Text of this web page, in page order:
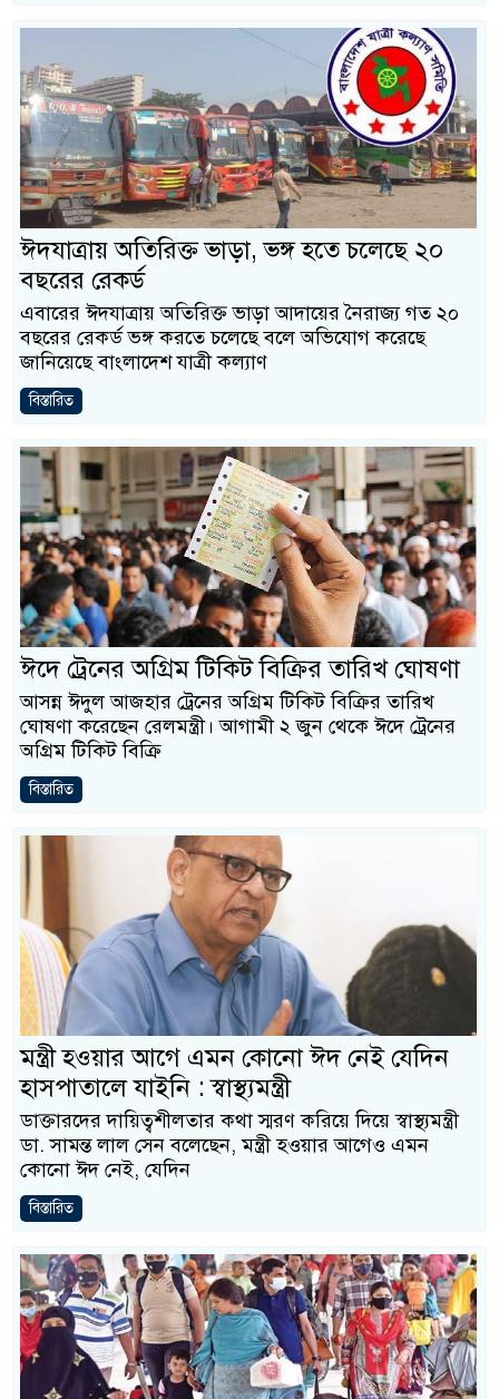
ঈদযাত্রায় অতিরিক্ত ভাড়া, ভঙ্গ হতে চলেছে ২০
বছরের রেকর্ড
এবারের ঈদযাত্রায় অতিরিক্ত ভাড়া আদায়ের নৈরাজ্য গত ২০
বছরের রেকর্ড ভঙ্গ করতে চলেছে বলে অভিযোগ করেছে
জানিয়েছে বাংলাদেশ যাত্রী কল্যাণ
বিস্তারিত
ঈদে ট্রেনের অগ্রিম টিকিট বিক্রির তারিখ ঘোষণা
আসন্ন ঈদুল আজহার ট্রেনের অগ্রিম টিকিট বিক্রির তারিখ
ঘোষণা করেছেন রেলমন্ত্রী। আগামী ২ জুন থেকে ঈদে ট্রেনের
অগ্রিম টিকিট বিক্রি
বিস্তারিত
মন্ত্রী হওয়ার আগে এমন কোনো ঈদ নেই যেদিন
হাসপাতালে যাইনি : স্বাস্থ্যমন্ত্রী
ডাক্তারদের দায়িত্বশীলতার কথা স্মরণ করিয়ে দিয়ে স্বাস্থ্যমন্ত্রী
ডা. সামন্ত লাল সেন বলেছেন, মন্ত্রী হওয়ার আগেও এমন
কোনো ঈদ নেই, যেদিন
বিস্তারিত